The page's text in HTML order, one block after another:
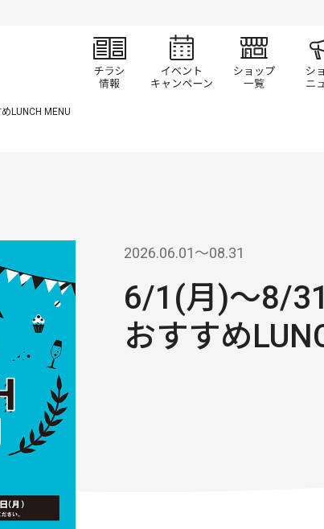
チラシ情報 イベント/キャン
ショ
LUNCH MENU
2026.06.01〜08.31
6/1(月)～8/
おすすめ